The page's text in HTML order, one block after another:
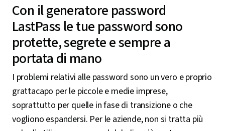
Con il generatore password
LastPass le tue password sono
protette, segrete e sempre a
portata di mano
I problemi relativi alle password sono un vero e proprio
grattacapo per le piccole e medie imprese,
soprattutto per quelle in fase di transizione o che
vogliono espandersi. Per le aziende, non si tratta più